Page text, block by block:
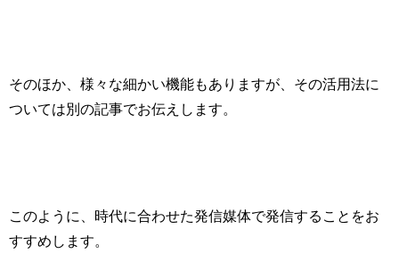
そのほか、様々な細かい機能もありますが、その活用法に
ついては別の記事でお伝えします。
このように、時代に合わせた発信媒体で発信することをお
すすめします。